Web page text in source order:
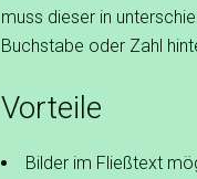
muss dieser in
Buchstabe oder Zahl
Vorteile
Bilder im Fließtext